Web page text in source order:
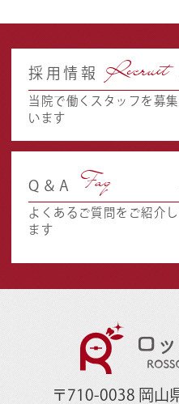
採用情報 Recruit
当院で働くスタッフを募
います
Q＆A Faq
よくあるご質問をご紹介
ます
〒710-0038 岡山